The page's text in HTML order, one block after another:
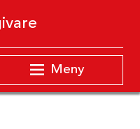
Meny